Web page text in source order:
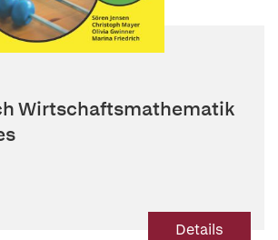
Wirtschaftsmathematik
Details